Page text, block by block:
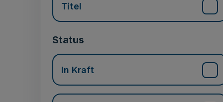
Titel
Status
In Kraft